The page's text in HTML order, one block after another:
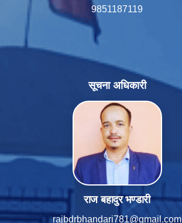
9851187119
सूचना अधिकारी
राज बहादुर भण्डारी
rajbdrbhandari781@gmail.com